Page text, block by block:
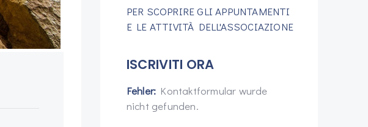
PER SCOPRIRE GLI APPUNTAMENTI
E LE ATTIVITÀ DELL'ASSOCIAZIONE
ISCRIVITI ORA
Fehler: Kontaktformular wurde
nicht gefunden.